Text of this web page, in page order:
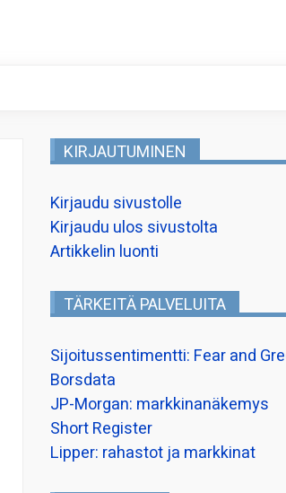
KIRJAUTUMINEN
Kirjaudu sivustolle
Kirjaudu ulos sivustolta
Artikkelin luonti
TÄRKEITÄ PALVELUITA
Sijoitussentimentti: Fear and
Borsdata
JP-Morgan: markkinanäkemys
Short Register
Lipper: rahastot ja markkinat